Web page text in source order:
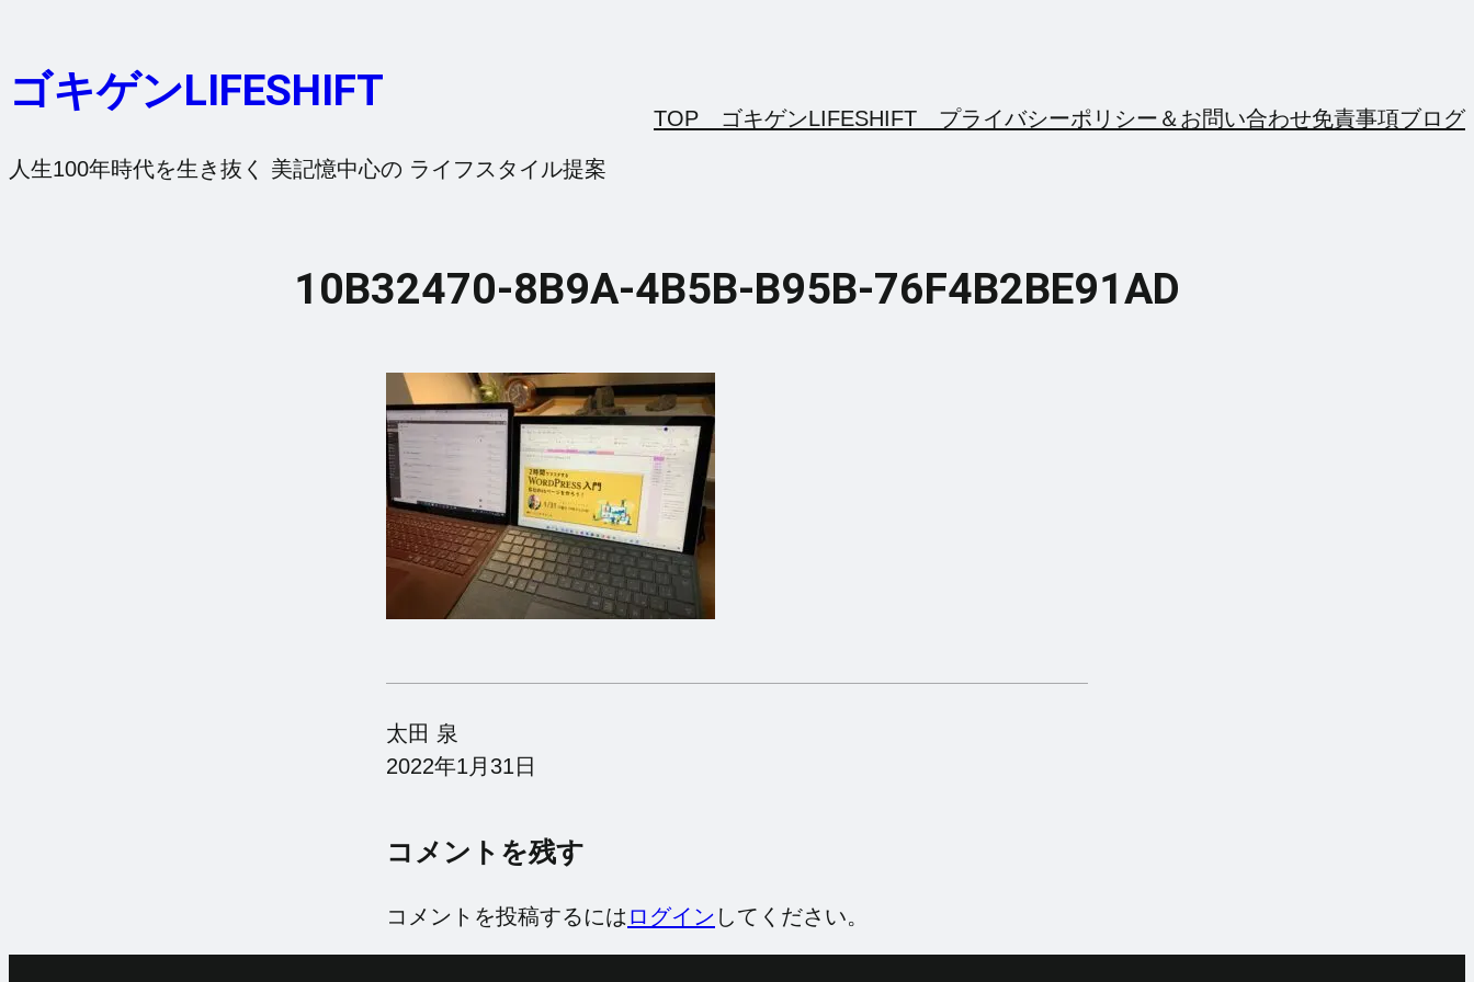
を
キ
ゴキゲンLIFESHIFT
人生100年時代を生き抜く 美記憶中心の ライフスタイル提案
TOP ゴキゲンLIFESHIFT プライバシーポリシー＆お問い合わせ免責事項ブログ
10B32470-8B9A-4B5B-B95B-76F4B2BE91AD
太田 泉
2022年1月31日
コメントを残す
コメントを投稿するには ログイン してください。